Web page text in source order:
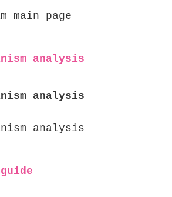
main page
analysis
analysis
analysis